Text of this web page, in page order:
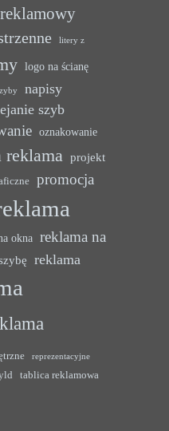
litery z
logo na ścianę
napisy
szyb
oznakowanie
reklama projekt
promocja
okna reklama na
reklama
reprezentacyjne
tablica reklamowa